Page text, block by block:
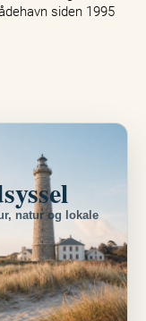
siden 1995
natur og lokale